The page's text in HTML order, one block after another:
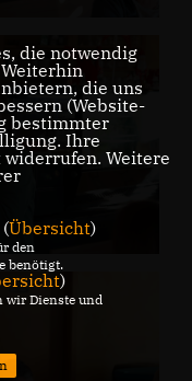
die notwendig
die uns
(Website-
bestimmter
Ihre
Weitere
Übersicht)
den
benötigt.
)
wir Dienste und